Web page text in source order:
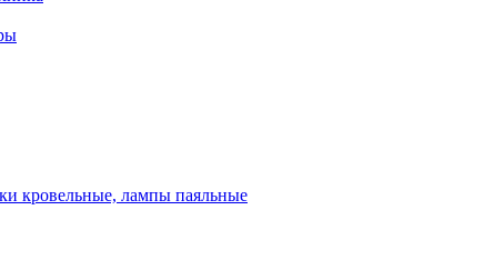
кровельные, лампы паяльные